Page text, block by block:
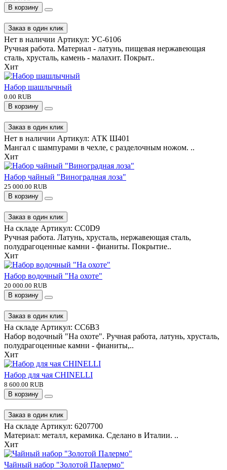
В корзину
Заказ в один клик
Нет в наличии Артикул: УС-6106
Ручная работа. Материал - латунь, пищевая нержавеющая
сталь, хрусталь, камень - малахит. Покрыт..
Хит
Набор шашлычный
0.00 RUB
В корзину
Заказ в один клик
Нет в наличии Артикул: АТК Ш401
Мангал с шампурами в чехле, с разделочным ножом. ..
Хит
Набор чайный "Виноградная лоза"
25 000.00 RUB
В корзину
Заказ в один клик
На складе Артикул: CC0D9
Ручная работа. Латунь, хрусталь, нержавеющая сталь,
полудрагоценные камни - фианиты. Покрытие..
Хит
Набор водочный "На охоте"
20 000.00 RUB
В корзину
Заказ в один клик
На складе Артикул: CC6B3
Набор водочный "На охоте". Ручная работа, латунь, хрусталь,
полудрагоценные камни - фианиты,..
Хит
Набор для чая CHINELLI
8 600.00 RUB
В корзину
Заказ в один клик
На складе Артикул: 6207700
Материал: металл, керамика. Сделано в Италии. ..
Хит
Чайный набор "Золотой Палермо"